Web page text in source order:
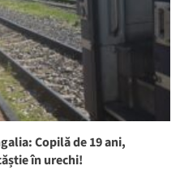
Copilă de 19 ani,
în urechi!